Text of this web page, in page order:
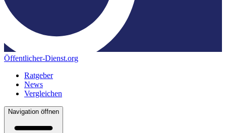
Öffentlicher-Dienst.org
Ratgeber
News
Vergleichen
Navigation öffnen